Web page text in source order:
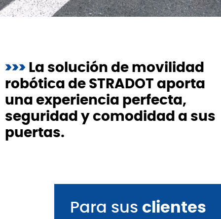
>>> La solución de movilidad
robótica de STRADOT aporta
una experiencia perfecta,
seguridad y comodidad a sus
puertas.
Para sus clientes